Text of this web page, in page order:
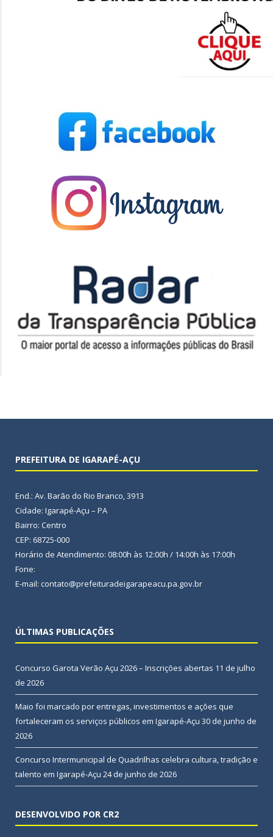
PREFEITURA DE IGARAPÉ-AÇU
End.: Av. Barão do Rio Branco, 3913
Cidade: Igarapé-Açu – PA
Bairro: Centro
CEP: 68725-000
Horário de Atendimento: 08:00h às 12:00h / 14:00h às 17:00h
Fone:
E-mail: contato@prefeituradeigarapeacu.pa.gov.br
ÚLTIMAS PUBLICAÇÕES
Concurso Garota Verão Açu 2026 – Inscrições abertas 11 de julho
de 2026
Maio foi marcado por entregas, investimentos e ações que
fortaleceram os serviços públicos em Igarapé-Açu 30 de junho de
2026
Concurso Intermunicipal de Quadrilhas celebra cultura, tradição e
talento em Igarapé-Açu 24 de junho de 2026
DESENVOLVIDO POR CR2